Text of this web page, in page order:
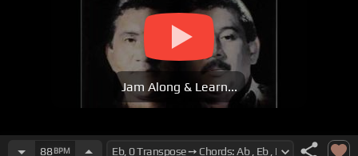
Jam Along & Learn...
88BPM